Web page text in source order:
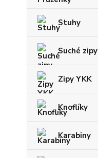
Stuhy
Suché zipy
Zipy YKK
Knoflíky
Karabiny